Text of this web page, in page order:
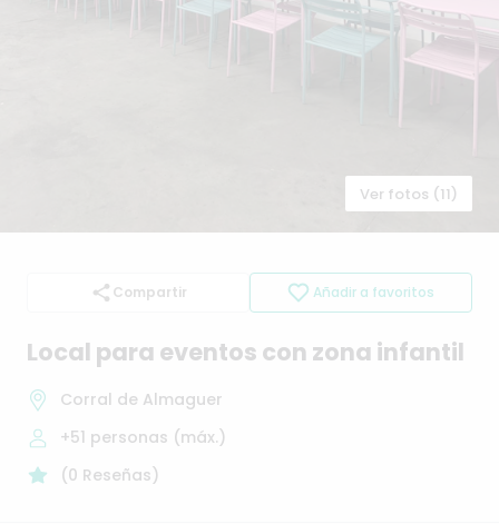
Ver fotos (11)
Compartir Añadir a favoritos
Local para eventos con zona infantil
Corral de Almaguer
+51 personas (máx.)
(0 Reseñas)